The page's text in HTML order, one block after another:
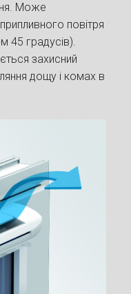
Може
повітря
45 градусів).
захисний
дощу і комах в